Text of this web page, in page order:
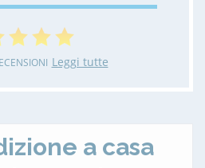
Leggi tutte
a casa